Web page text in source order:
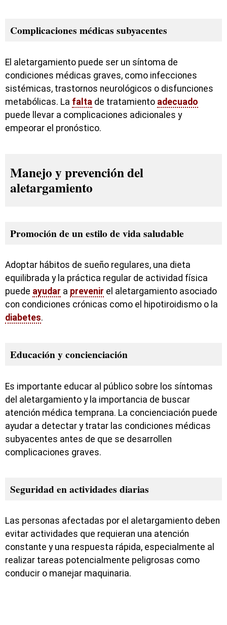
Complicaciones médicas subyacentes
El aletargamiento puede ser un síntoma de
condiciones médicas graves, como infecciones
sistémicas, trastornos neurológicos o disfunciones
metabólicas. La falta de tratamiento adecuado
puede llevar a complicaciones adicionales y
empeorar el pronóstico.
Manejo y prevención del
aletargamiento
Promoción de un estilo de vida saludable
Adoptar hábitos de sueño regulares, una dieta
equilibrada y la práctica regular de actividad física
puede ayudar a prevenir el aletargamiento asociado
con condiciones crónicas como el hipotiroidismo o la
diabetes.
Educación y concienciación
Es importante educar al público sobre los síntomas
del aletargamiento y la importancia de buscar
atención médica temprana. La concienciación puede
ayudar a detectar y tratar las condiciones médicas
subyacentes antes de que se desarrollen
complicaciones graves.
Seguridad en actividades diarias
Las personas afectadas por el aletargamiento deben
evitar actividades que requieran una atención
constante y una respuesta rápida, especialmente al
realizar tareas potencialmente peligrosas como
conducir o manejar maquinaria.